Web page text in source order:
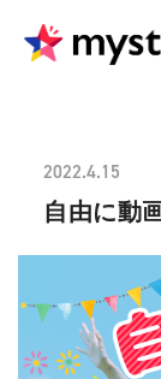
2022.4.15
自由に動